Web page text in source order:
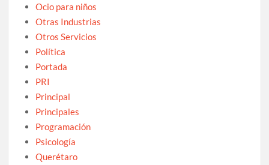
Ocio para niños
Otras Industrias
Otros Servicios
Política
Portada
PRI
Principal
Principales
Programación
Psicología
Querétaro